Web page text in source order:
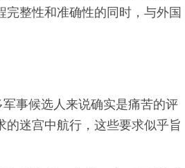
整性和准确性的同时，与外国
事候选人来说确实是痛苦的评
迷宫中航行，这些要求似乎旨